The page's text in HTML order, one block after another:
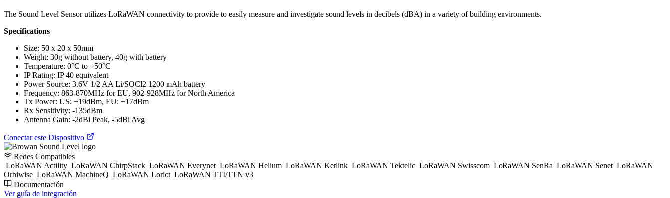
The Sound Level Sensor utilizes LoRaWAN connectivity to provide to easily measure and investigate sound levels in decibels (dBA) in a variety of building environments.
Specifications
Size: 50 x 20 x 50mm
Weight: 30g without battery, 40g with battery
Temperature: 0°C to +50°C
IP Rating: IP 40 equivalent
Power Source: 3.6V 1/2 AA Li/SOCl2 1200 mAh battery
Frequency: 863-870MHz for EU, 902-928MHz for North America
Tx Power: US: +19dBm, EU: +17dBm
Rx Sensitivity: -135dBm
Antenna Gain: -2dBi Peak, -5dBi Avg
Conectar este Dispositivo
Redes Compatibles
LoRaWAN Actility LoRaWAN ChirpStack LoRaWAN Everynet LoRaWAN Helium LoRaWAN Kerlink LoRaWAN Tektelic LoRaWAN Swisscom LoRaWAN SenRa LoRaWAN Senet LoRaWAN
Orbiwise LoRaWAN MachineQ LoRaWAN Loriot LoRaWAN TTI/TTN v3
Documentación
Ver guía de integración